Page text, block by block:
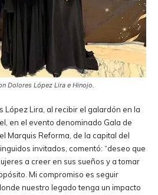
Dolores López Lira e Hinojo.
López Lira, al recibir el galardón en la
en el evento denominado Gala de
Marquis Reforma, de la capital del
invitados, comentó: “deseo que
a creer en sus sueños y a tomar
Mi compromiso es seguir
nuestro legado tenga un impacto